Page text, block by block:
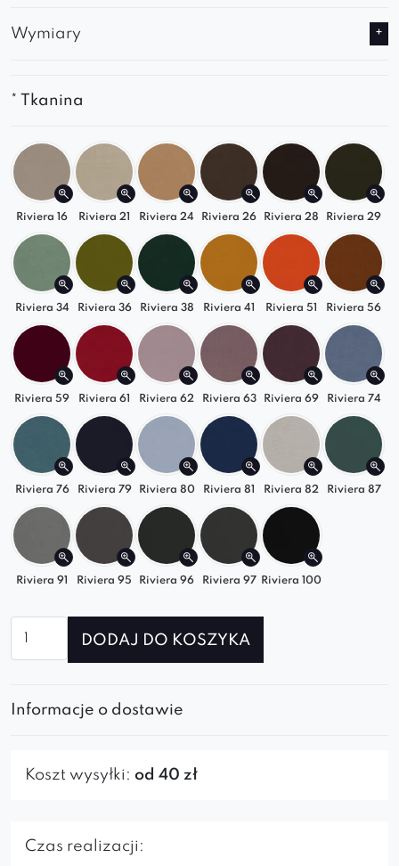
dłuższym użytkowaniu.
Metalowe nogi
– stabilna i trwała konstrukcja
stylów wnętrzarskich, od nowoczesnych po
Sprawdź naszą ofertę i wybierz Diaro Ski –
idealne połączenie designu i funkcjonalności!
Wymiary
* Tkanina
Riviera 16 Riviera 21 Riviera 24 Riviera 26 Riviera 28 Riviera 29
Riviera 34 Riviera 36 Riviera 38 Riviera 41 Riviera 51 Riviera 56
Riviera 59 Riviera 61 Riviera 62 Riviera 63 Riviera 69 Riviera 74
Riviera 76 Riviera 79 Riviera 80 Riviera 81 Riviera 82 Riviera 87
Riviera 91 Riviera 95 Riviera 96 Riviera 97 Riviera 100
Krzesło
DODAJ DO KOSZYKA
Informacje o dostawie
Koszt wysyłki: od 40 zł
Czas realizacji: